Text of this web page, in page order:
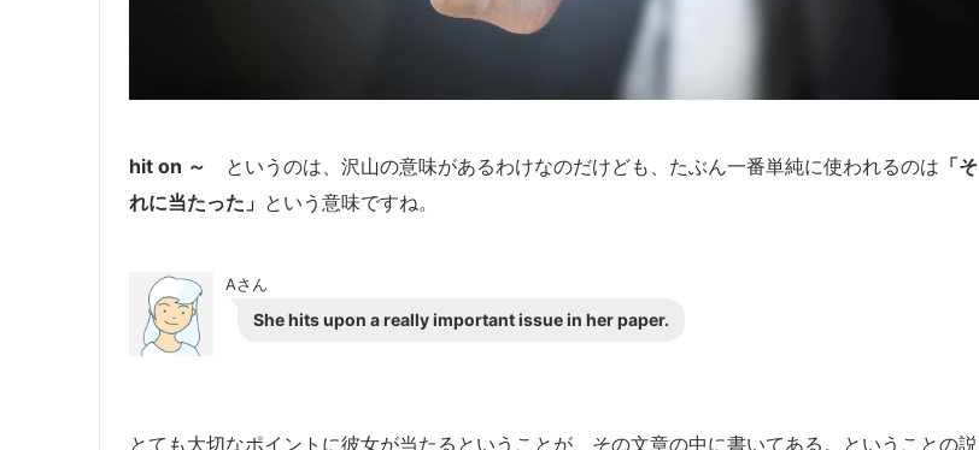
hit on ～ というのは、沢山の意味があるわけなのだけども、たぶん一番単純に使われるのは 「そ
れに当たった」 という意味ですね。
Aさん
She hits upon a really important issue in her paper.
とても大切なポイントに彼女が当たるということが、その文章の中に書いてある。ということの説